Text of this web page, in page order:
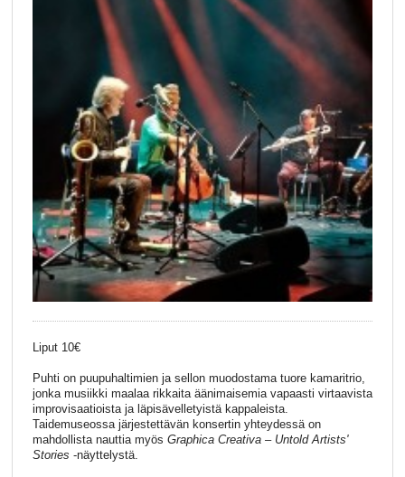
Liput 10€
Puhti on puupuhaltimien ja sellon muodostama tuore kamaritrio,
jonka musiikki maalaa rikkaita äänimaisemia vapaasti virtaavista
improvisaatioista ja läpisävelletyistä kappaleista.
Taidemuseossa järjestettävän konsertin yhteydessä on
mahdollista nauttia myös Graphica Creativa – Untold Artists'
Stories -näyttelystä.